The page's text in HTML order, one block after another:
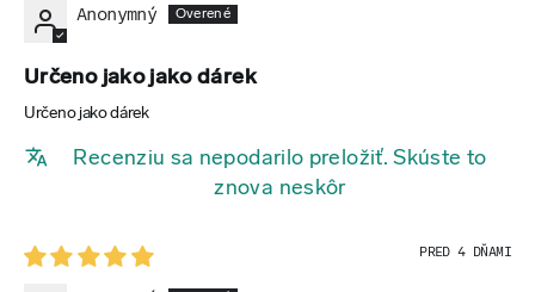
Anonymný
Určeno jako jako dárek
Určeno jako dárek
Recenziu sa nepodarilo preložiť. Skúste to
znova neskôr
PRED 4 DŇAMI